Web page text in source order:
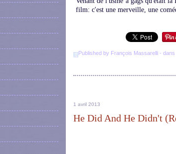
film: c'est une merveille, une
Published by François Massarelli - dans
1 avril 2013
He Did And He Didn't